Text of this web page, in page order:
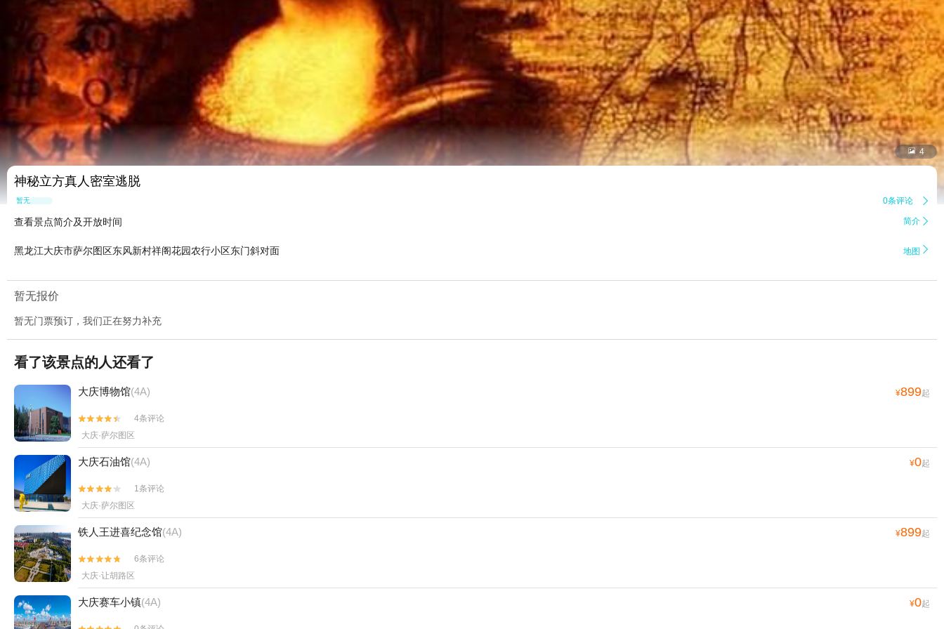
 4
神秘立方真人密室逃脱
暂无点评 0条评论 
查看景点简介及开放时间 简介 
黑龙江大庆市萨尔图区东风新村祥阁花园农行小区东门斜对面 地图 
暂无报价
暂无门票预订，我们正在努力补充
看了该景点的人还看了
大庆博物馆(4A) ¥899起


4条评论
大庆·萨尔图区
大庆石油馆(4A) ¥0起


1条评论
大庆·萨尔图区
铁人王进喜纪念馆(4A) ¥899起


6条评论
大庆·让胡路区
大庆赛车小镇(4A) ¥0起